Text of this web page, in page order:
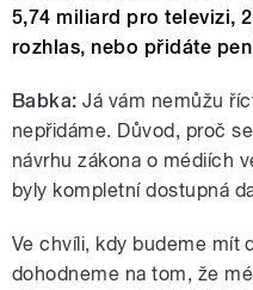
5,74 miliard pro televizi,
rozhlas, nebo přidáte
Babka: Já vám nemůžu
nepřidáme. Důvod, proč
návrhu zákona o médiích
byly kompletní dostupná
Ve chvíli, kdy budeme mít
dohodneme na tom, že